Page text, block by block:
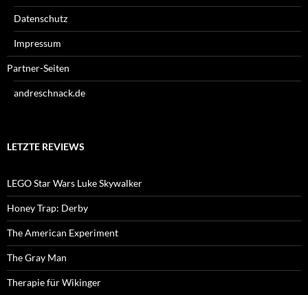
Datenschutz
Impressum
Partner-Seiten
andreschnack.de
LETZTE REVIEWS
LEGO Star Wars Luke Skywalker
Honey Trap: Derby
The American Experiment
The Gray Man
Therapie für Wikinger